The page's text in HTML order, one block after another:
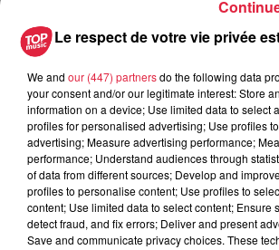
Le respect de votre vie privée
We and our (447) partnersdo the following data
your consent and/or our legitimate interest: Store
information on a device; Use limited data to select
profiles for personalised advertising; Use profiles
advertising; Measure advertising performance;
performance; Understand audiences through
of data from different sources; Develop and
profiles to personalise content; Use profiles to
content; Use limited data to select content; Ensure
detect fraud, and fix errors; Deliver and present
Save and communicate privacy choices. These